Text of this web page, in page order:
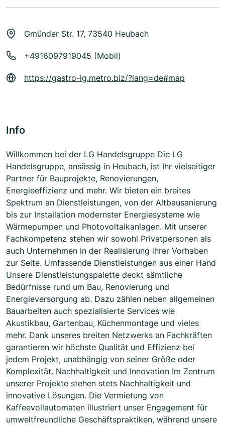
Gmünder Str. 17, 73540 Heubach
+4916097919045 (Mobil)
https://gastro-lg.metro.biz/?lang=de#map
Info
Willkommen bei der LG Handelsgruppe Die LG
Handelsgruppe, ansässig in Heubach, ist Ihr vielseitiger
Partner für Bauprojekte, Renovierungen,
Energieeffizienz und mehr. Wir bieten ein breites
Spektrum an Dienstleistungen, von der Altbausanierung
bis zur Installation modernster Energiesysteme wie
Wärmepumpen und Photovoltaikanlagen. Mit unserer
Fachkompetenz stehen wir sowohl Privatpersonen als
auch Unternehmen in der Realisierung ihrer Vorhaben
zur Seite. Umfassende Dienstleistungen aus einer Hand
Unsere Dienstleistungspalette deckt sämtliche
Bedürfnisse rund um Bau, Renovierung und
Energieversorgung ab. Dazu zählen neben allgemeinen
Bauarbeiten auch spezialisierte Services wie
Akustikbau, Gartenbau, Küchenmontage und vieles
mehr. Dank unseres breiten Netzwerks an Fachkräften
garantieren wir höchste Qualität und Effizienz bei
jedem Projekt, unabhängig von seiner Größe oder
Komplexität. Nachhaltigkeit und Innovation Im Zentrum
unserer Projekte stehen stets Nachhaltigkeit und
innovative Lösungen. Die Vermietung von
Kaffeevollautomaten illustriert unser Engagement für
umweltfreundliche Geschäftspraktiken, während unsere